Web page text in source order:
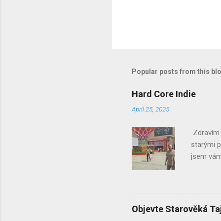
Popular posts from this
Hard Core Indie
April 25, 2025
starými
jsem
jsme
plno, ale
muž z
Objevte Starověká